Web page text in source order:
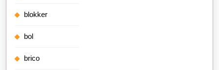
blokker
bol
brico